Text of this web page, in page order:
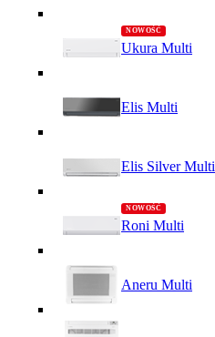
Ukura Multi
Elis Multi
Elis Silver Multi
Roni Multi
Aneru Multi